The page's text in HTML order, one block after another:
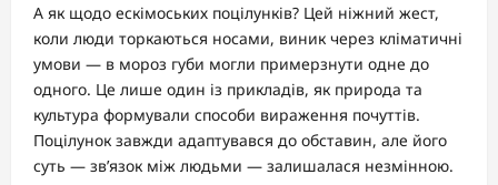
А як щодо ескімоських поцілунків? Цей ніжний жест,
коли люди торкаються носами, виник через кліматичні
умови — в мороз губи могли примерзнути одне до
одного. Це лише один із прикладів, як природа та
культура формували способи вираження почуттів.
Поцілунок завжди адаптувався до обставин, але його
суть — зв’язок між людьми — залишалася незмінною.